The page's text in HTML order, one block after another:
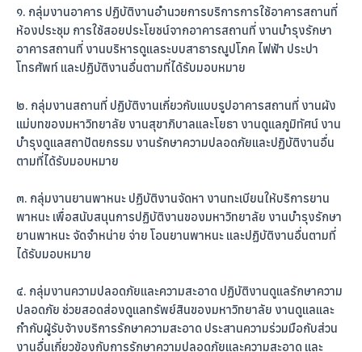
๑. กลุ่มงานอาคาร ปฏิบัติงานอำนวยการบริการการใช้อาคารสถานที่
ห้องประชุม การใช้สอยประโยชน์จากอาคารสถานที่ งานบำรุงรักษา
อาคารสถานที่ งานบริหารดูแลระบบสาธารณูปโภค ไฟฟ้า ประปา
โทรศัพท์ และปฏิบัติงานอื่นตามที่ได้รับมอบหมาย
๒. กลุ่มงานสถานที่ ปฏิบัติงานเกี่ยวกับแบบรูปอาคารสถานที่ งานผัง
แม่บทของมหาวิทยาลัย งานสุขาภิบาลและโยธา งานดูแลภูมิทัศน์ งาน
บำรุงดูแลสถาปัตยกรรม งานรักษาความปลอดภัยและปฏิบัติงานอื่น
ตามที่ได้รับมอบหมาย
๓. กลุ่มงานยานพาหนะ ปฏิบัติงานจัดหา งานทะเบียนให้บริการยาน
พาหนะ เพื่อสนับสนุนการปฏิบัติงานของมหาวิทยาลัย งานบำรุงรักษา
ยานพาหนะ จัดจำหน่าย จ่าย โอนยานพาหนะ และปฏิบัติงานอื่นตามที่
ได้รับมอบหมาย
๔. กลุ่มงานความปลอดภัยและความสะอาด ปฏิบัติงานดูแลรักษาความ
ปลอดภัย ช่วยสอดส่องดูแลทรัพย์สินของมหาวิทยาลัย งานดูแลและ
กำกับผู้รับจ้างบริการรักษาความสะอาด ประสานความร่วมมือกับส่วน
งานอื่นเกี่ยวข้องกับการรักษาความปลอดภัยและความสะอาด และ